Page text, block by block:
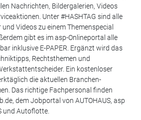
Nachrichten, Bildergalerien, Videos
Unter #HASHTAG sind alle
Videos zu einem Themenspecial
gibt es im asp-Onlineportal alle
inklusive E-PAPER. Ergänzt wird das
Rechtsthemen und
Ein kostenloser
die aktuellen Branchen-
Das richtige Fachpersonal finden
dem Jobportal von AUTOHAUS, asp
und Autoflotte.